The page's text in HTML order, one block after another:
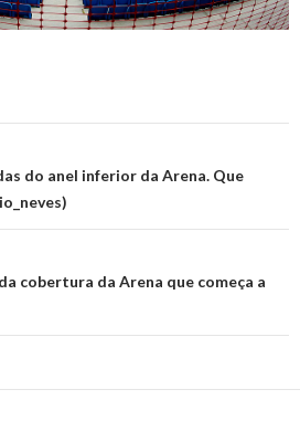
do anel inferior da Arena. Que
cobertura da Arena que começa a